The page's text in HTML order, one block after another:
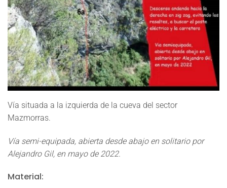
Montanejos
Vía situada a la izquierda de la cueva del sector
Mazmorras.
Vía semi-equipada, abierta desde abajo en solitario por
Alejandro Gil, en mayo de 2022.
Material: